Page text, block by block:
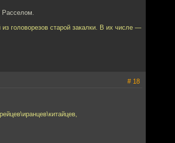
Расселом.
головорезов старой закалки. В их числе —
# 18